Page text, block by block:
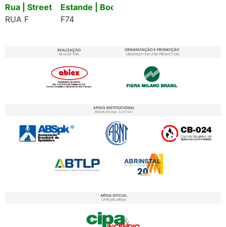
Rua | Street
RUA F
Estande | Booth
F74